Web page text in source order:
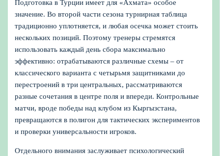
Подготовка в Турции имеет для «Ахмата» особое
значение. Во второй части сезона турнирная таблица
традиционно уплотняется, и любая осечка может стоить
нескольких позиций. Поэтому тренеры стремятся
использовать каждый день сбора максимально
эффективно: отрабатываются различные схемы – от
классического варианта с четырьмя защитниками до
перестроений в три центральных, рассматриваются
разные сочетания в центре поля и впереди. Контрольные
матчи, вроде победы над клубом из Кыргызстана,
превращаются в полигон для тактических экспериментов
и проверки универсальности игроков.
Отдельного внимания заслуживает психологический